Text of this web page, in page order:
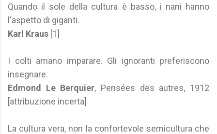
Quando il sole della cultura è basso, i nani hanno
l'aspetto di giganti.
Karl Kraus [1]
I colti amano imparare. Gli ignoranti preferiscono
insegnare.
Edmond Le Berquier, Pensées des autres, 1912
[attribuzione incerta]
La cultura vera, non la confortevole semicultura che